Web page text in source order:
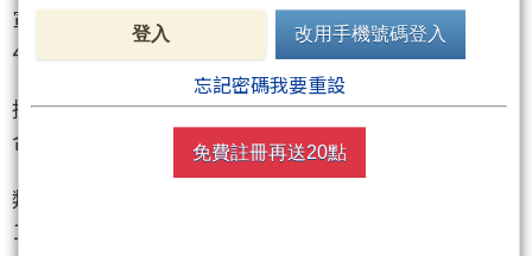
軍工概念股也有表現，寶一漲停，漢翔噴量上漲
4.06％，雷虎上漲4.19％，亞航上漲3.70％。
據業內初步統計，上市、櫃股票合計凌群、銘旺科、
合正、普鴻等34檔強勢漲停板，表現搶眼。
類股表現以資服、油電類股波動最大，分別上漲
1.77％、1.08％，運輸類股跌幅明顯，下跌1.46％。
登入 改用手機號碼登入
忘記密碼我要重設
免費註冊再送20點